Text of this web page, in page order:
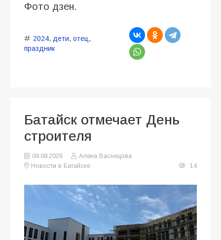
Фото дзен.
2024, дети, отец ,
праздник
Батайск отмечает День
строителя
09.08.2026
Алена Васнецова
Новости в Батайске
14